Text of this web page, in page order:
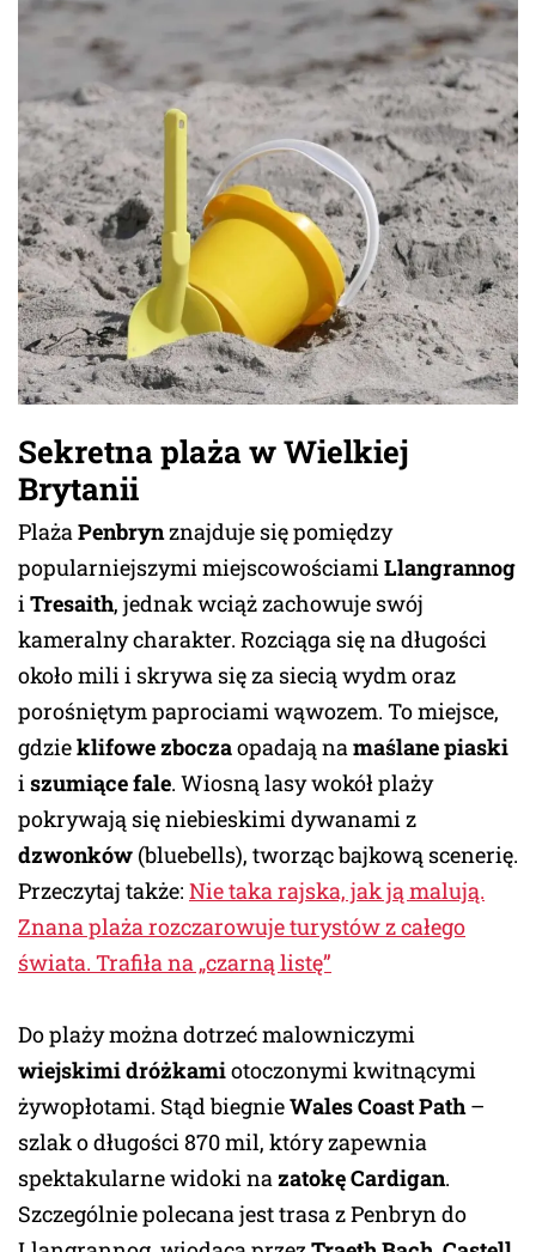
Sekretna plaża w Wielkiej
Brytanii
PlażaPenbrynznajduje się pomiędzy
popularniejszymi miejscowościamiLlangrannog
iTresaith, jednak wciąż zachowuje swój
kameralny charakter. Rozciąga się na długości
około mili i skrywa się za siecią wydm oraz
porośniętym paprociami wąwozem. To miejsce,
gdzieklifowe zboczaopadają namaślane piaski
iszumiące fale. Wiosną lasy wokół plaży
pokrywają się niebieskimi dywanami z
dzwonków (bluebells), tworząc bajkową scenerię.
Przeczytaj także: Nie taka rajska, jak ją malują.
Znana plaża rozczarowuje turystów z całego
świata. Trafiła na „czarną listę”
Do plaży można dotrzeć malowniczymi
wiejskimi dróżkamiotoczonymi kwitnącymi
żywopłotami. Stąd biegnieWales Coast Path–
szlak o długości 870 mil, który zapewnia
spektakularne widoki nazatokę Cardigan.
Szczególnie polecana jest trasa z Penbryn do